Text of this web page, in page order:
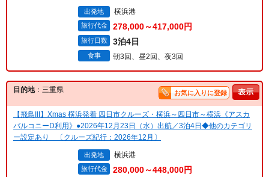
出発地 横浜港
旅行代金 278,000～417,000円
旅行日数 3泊4日
食事 朝3回、昼2回、夜3回
目的地：三重県 お気に入りに登録
【飛鳥III】Xmas 横浜発着 四日市クルーズ・横浜～四日市～横浜《アスカ
バルコニーD利用》●2026年12月23日（水）出航／3泊4日◆他のカテゴリ
ー設定あり 〔クルーズ紀行：2026年12月〕
出発地 横浜港
旅行代金 280,000～448,000円